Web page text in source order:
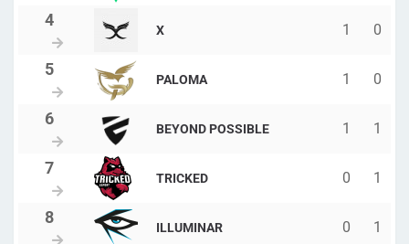
X 1 0
PALOMA 1 0
BEYOND POSSIBLE 1 1
TRICKED 0 1
ILLUMINAR 0 1